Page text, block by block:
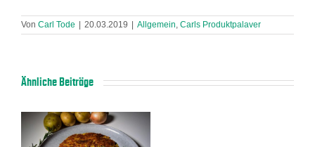
Von Carl Tode 20.03.2019 Allgemein, Carls Produktpalaver
Ähnliche Beiträge